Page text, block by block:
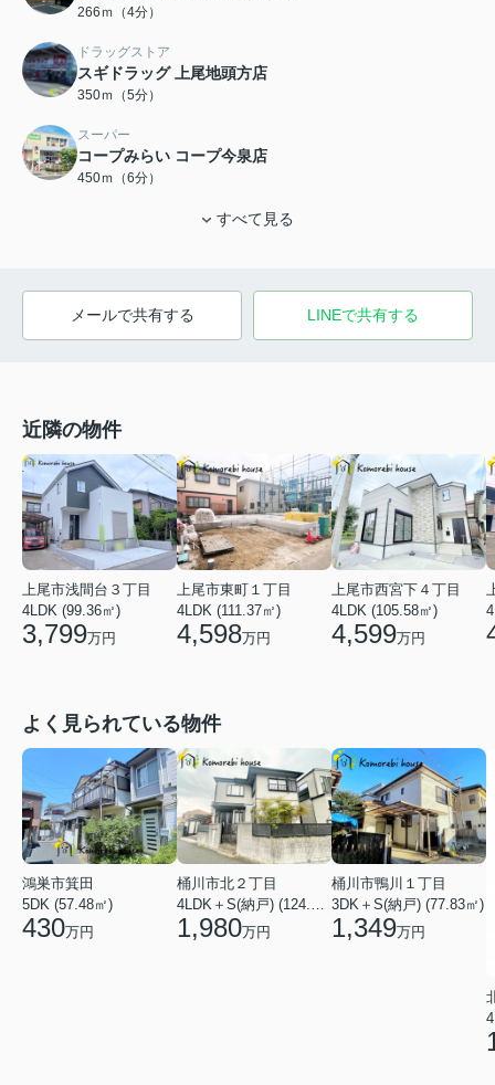
266ｍ（4分）
ドラッグストア
スギドラッグ 上尾地頭方店
350ｍ（5分）
スーパー
コープみらい コープ今泉店
450ｍ（6分）
すべて見る
メールで共有する LINEで共有する
近隣の物件
上尾市浅間台３丁目
4LDK (99.36㎡)
3,799万円
上尾市東町１丁目
4LDK (111.37㎡)
4,598万円
上尾市西宮下４丁目
4LDK (105.58㎡)
4,599万円
よく見られている物件
鴻巣市箕田
5DK (57.48㎡)
430万円
桶川市北２丁目
1,980万円
桶川市鴨川１丁目
3DK＋S(納戸) (77.83㎡)
1,349万円